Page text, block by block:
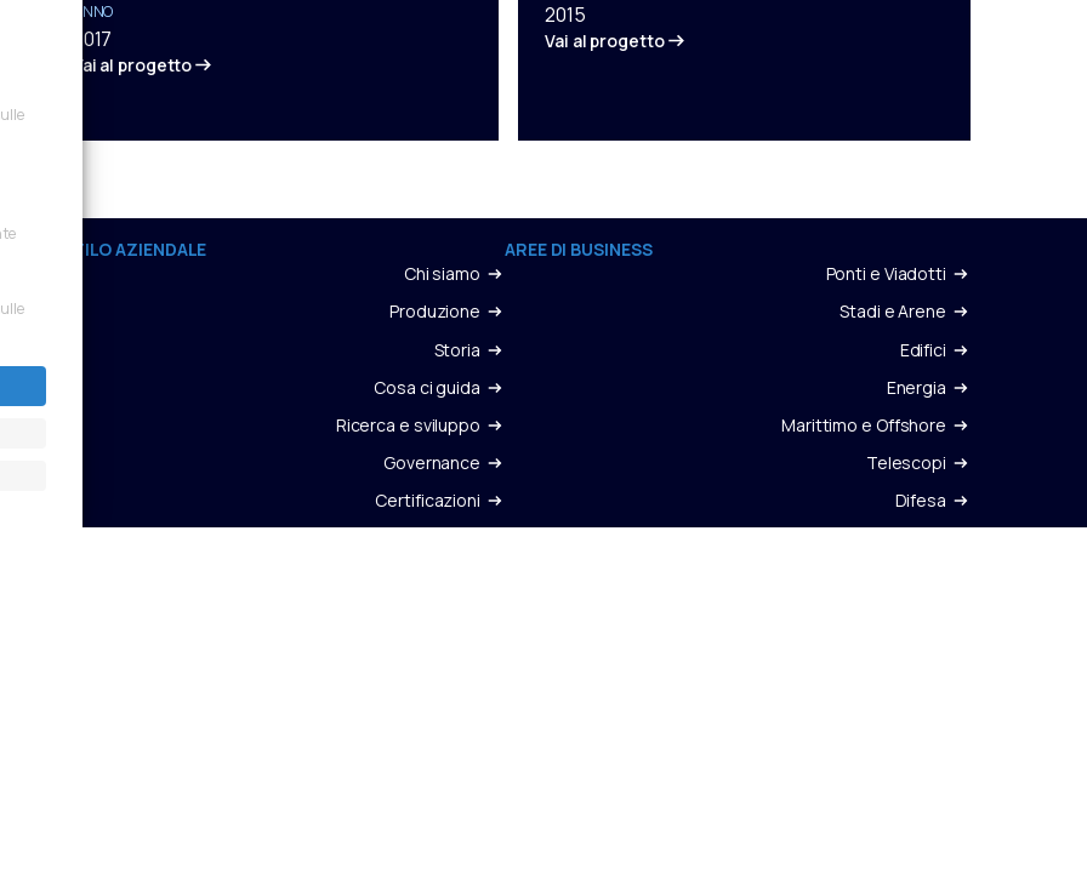
ANNO
2017
Vai al progetto
2015
Vai al progetto
PROFILO AZIENDALE
Chi siamo
Produzione
Storia
Cosa ci guida
Ricerca e sviluppo
Governance
Certificazioni
AREE DI BUSINESS
Ponti e Viadotti
Stadi e Arene
Edifici
Energia
Marittimo e Offshore
Telescopi
Difesa